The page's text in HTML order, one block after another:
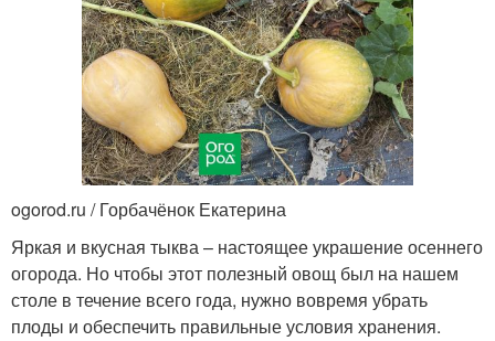
ogorod.ru / Горбачёнок Екатерина
Яркая и вкусная тыква – настоящее украшение осеннего
огорода. Но чтобы этот полезный овощ был на нашем
столе в течение всего года, нужно вовремя убрать
плоды и обеспечить правильные условия хранения.